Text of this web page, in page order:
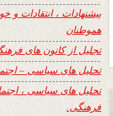
پیشنهادات ، انتقادات و
هموطنان
تجلیل از کانون های
تحلیل های سیاسی –
تحلیل های سیاسی ،
فرهنگی.